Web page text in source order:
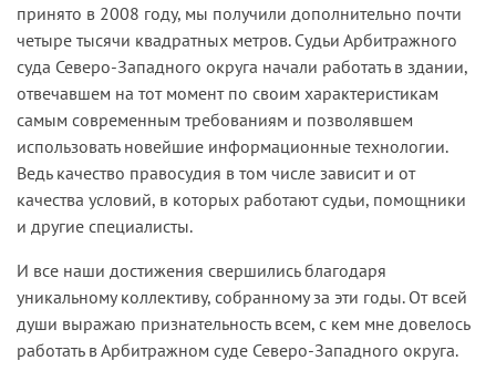
принято в 2008 году, мы получили дополнительно почти
четыре тысячи квадратных метров. Судьи Арбитражного
суда Северо-Западного округа начали работать в здании,
отвечавшем на тот момент по своим характеристикам
самым современным требованиям и позволявшем
использовать новейшие информационные технологии.
Ведь качество правосудия в том числе зависит и от
качества условий, в которых работают судьи, помощники
и другие специалисты.
И все наши достижения свершились благодаря
уникальному коллективу, собранному за эти годы. От всей
души выражаю признательность всем, с кем мне довелось
работать в Арбитражном суде Северо-Западного округа.